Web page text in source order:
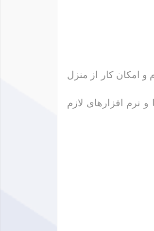
امکان کار از منزل
نرم افزارهای لازم